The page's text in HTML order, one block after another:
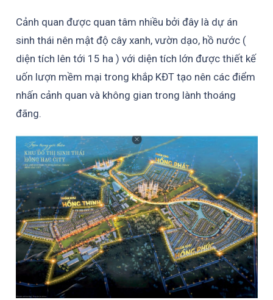
Cảnh quan được quan tâm nhiều bởi đây là dự án
sinh thái nên mật độ cây xanh, vườn dạo, hồ nước (
diện tích lên tới 15 ha ) với diện tích lớn được thiết kế
uốn lượn mềm mại trong khắp KĐT tạo nên các điểm
nhấn cảnh quan và không gian trong lành thoáng
đãng.